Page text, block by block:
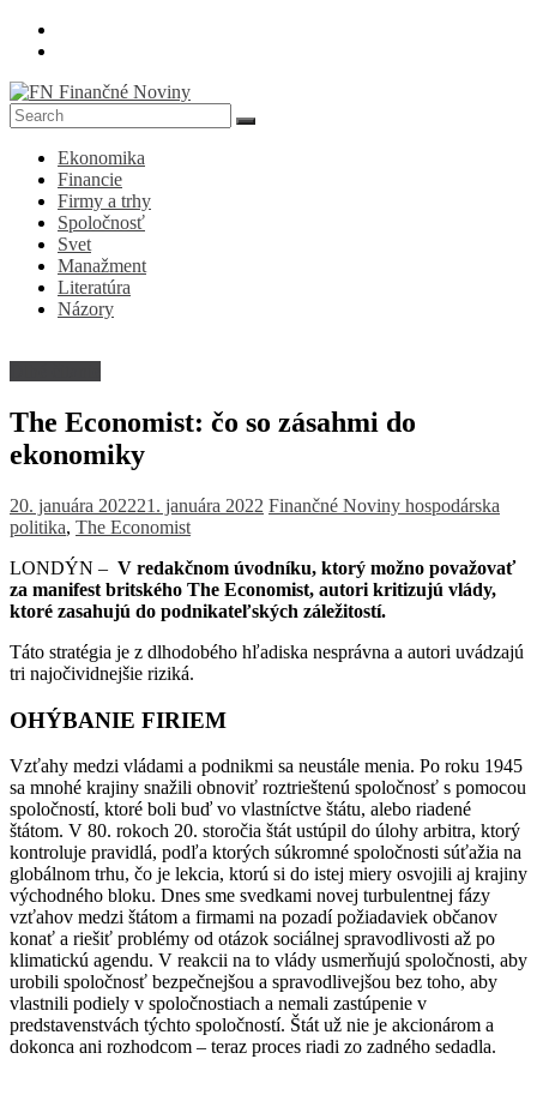
Skip
FN
Finančné
Noviny
Denník
ekonomike
spoločnosti
Ekonomika
Financie
Firmy a trhy
Spoločnosť
Svet
Manažment
Literatúra
Názory
The Economist: čo so zásahmi do
ekonomiky
20. januára 202221. januára 2022 Finančné Noviny hospodárska
politika, The Economist
LONDÝN – V redakčnom úvodníku, ktorý možno považovať
za manifest britského The Economist, autori kritizujú vlády,
ktoré zasahujú do podnikateľských záležitostí.
Táto stratégia je z dlhodobého hľadiska nesprávna a autori uvádzajú
tri najočividnejšie riziká.
OHÝBANIE FIRIEM
Vzťahy medzi vládami a podnikmi sa neustále menia. Po roku 1945
sa mnohé krajiny snažili obnoviť roztrieštenú spoločnosť s pomocou
spoločností, ktoré boli buď vo vlastníctve štátu, alebo riadené
štátom. V 80. rokoch 20. storočia štát ustúpil do úlohy arbitra, ktorý
kontroluje pravidlá, podľa ktorých súkromné ​​spoločnosti súťažia na
globálnom trhu, čo je lekcia, ktorú si do istej miery osvojili aj krajiny
východného bloku. Dnes sme svedkami novej turbulentnej fázy
vzťahov medzi štátom a firmami na pozadí požiadaviek občanov
konať a riešiť problémy od otázok sociálnej spravodlivosti až po
klimatickú agendu. V reakcii na to vlády usmerňujú spoločnosti, aby
urobili spoločnosť bezpečnejšou a spravodlivejšou bez toho, aby
vlastnili podiely v spoločnostiach a nemali zastúpenie v
predstavenstvách týchto spoločností. Štát už nie je akcionárom a
dokonca ani rozhodcom – teraz proces riadi zo zadného sedadla.